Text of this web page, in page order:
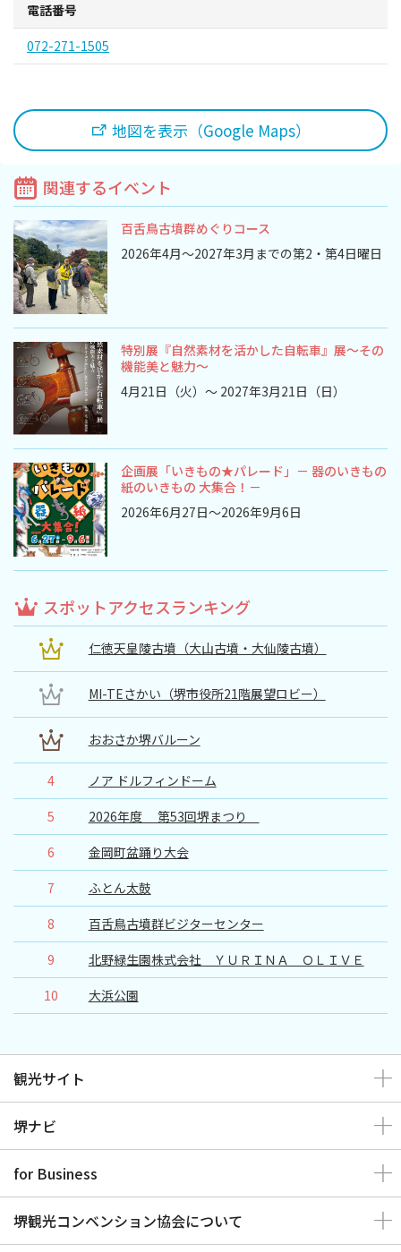
観光案内所
観光パンフレット
堺おもてなしチケット
堺観光タクシー
交通・アクセス
堺観光コンベンション協会について
協会について
協会からのお知らせ
旅行業約款及びご旅行条件書について
リンク集
for Business
電話番号
072-271-1505
地図を表示（Google Maps）
関連するイベント
百舌鳥古墳群めぐりコース
2026年4月～2027年3月までの第2・第4日曜日
特別展『自然素材を活かした自転車』展～その
機能美と魅力～
4月21日（火）～ 2027年3月21日（日）
企画展「いきもの★パレード」－ 器のいきもの
紙のいきもの 大集合！－
2026年6月27日～2026年9月6日
スポットアクセスランキング
仁徳天皇陵古墳（大山古墳・大仙陵古墳）
MI-TEさかい（堺市役所21階展望ロビー）
おおさか堺バルーン
4
ノア ドルフィンドーム
5
2026年度 第53回堺まつり
6
金岡町盆踊り大会
7
ふとん太鼓
8
百舌鳥古墳群ビジターセンター
9
北野緑生園株式会社 ＹＵＲＩＮＡ ＯＬＩＶＥ
10
大浜公園
観光サイト
堺ナビ
for Business
堺観光コンベンション協会について